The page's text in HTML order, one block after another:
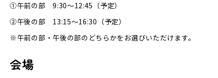
①午前の部 9:30～12:45（予定）
②午後の部 13:15～16:30（予定）
※午前の部・午後の部のどちらかをお選びいただけます。
会場